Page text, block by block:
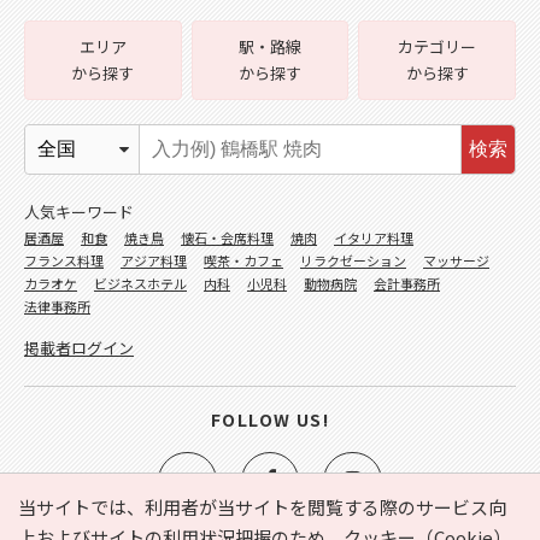
当サイトでは、利用者が当サイトを閲覧する際のサービス向
エリア
から探す
駅・路線
から探す
カテゴリー
から探す
検索
人気キーワード
居酒屋 和食 焼き鳥 懐石・会席料理 焼肉
イタリア料理
フランス料理
アジア料理 喫茶・カフェ リラクゼーション
マッサージ
カラオケ
ビジネスホテル 内科 小児科 動物病院
会計事務所
法律事務所
掲載者ログイン
FOLLOW US!